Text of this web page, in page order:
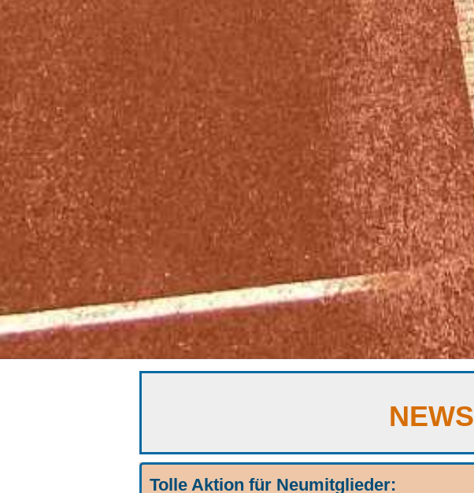
NEWS
Tolle Aktion für Neumitglieder: